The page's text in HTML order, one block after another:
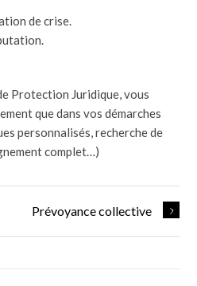
de crise.
Protection Juridique, vous
que dans vos démarches
personnalisés, recherche de
complet…)
Prévoyance collective